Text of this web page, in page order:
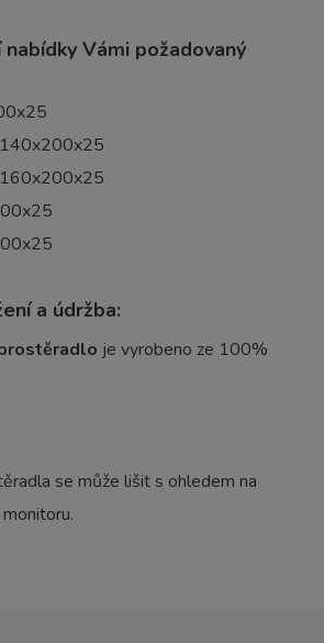
Vámi požadovaný
a údržba:
je vyrobeno ze 100%
se může lišit s ohledem na